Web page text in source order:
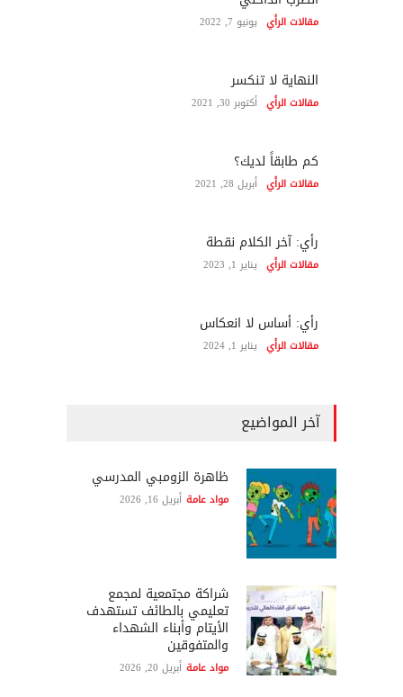
مقالات الرأي يونيو 7, 2022
النهاية لا تنكسر
مقالات الرأي أكتوبر 30, 2021
كم طابقاً لديك؟
مقالات الرأي أبريل 28, 2021
رأي: آخر الكلام نقطة
مقالات الرأي يناير 1, 2023
رأي: أساس لا انعكاس
مقالات الرأي يناير 1, 2024
آخر المواضيع
ظاهرة الزومبي المدرسي
مواد عامة أبريل 16, 2026
شراكة مجتمعية لمجمع
تعليمي بالطائف تستهدف
الأيتام وأبناء الشهداء
والمتفوقين
مواد عامة أبريل 20, 2026